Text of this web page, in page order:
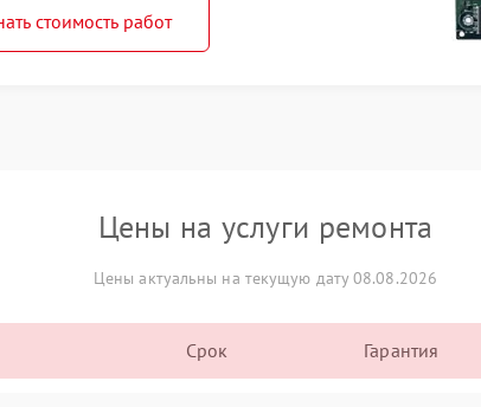
стоимость работ
Цены на услуги ремонта
Цены актуальны на текущую дату 08.08.2026
Срок Гарантия